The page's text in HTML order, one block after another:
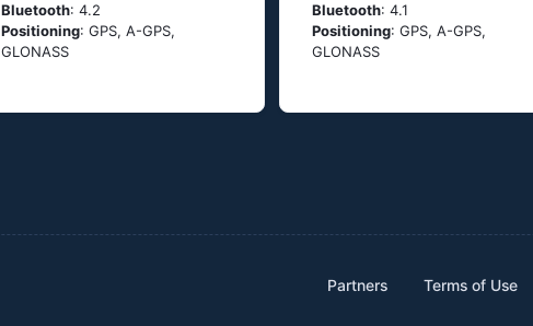
Bluetooth: 4.2
Positioning: GРS, А-GРS,
GLОΝАSS
Bluetooth: 4.1
Positioning: GРS, А-GРS,
GLОΝАSS
Partners Terms of Use